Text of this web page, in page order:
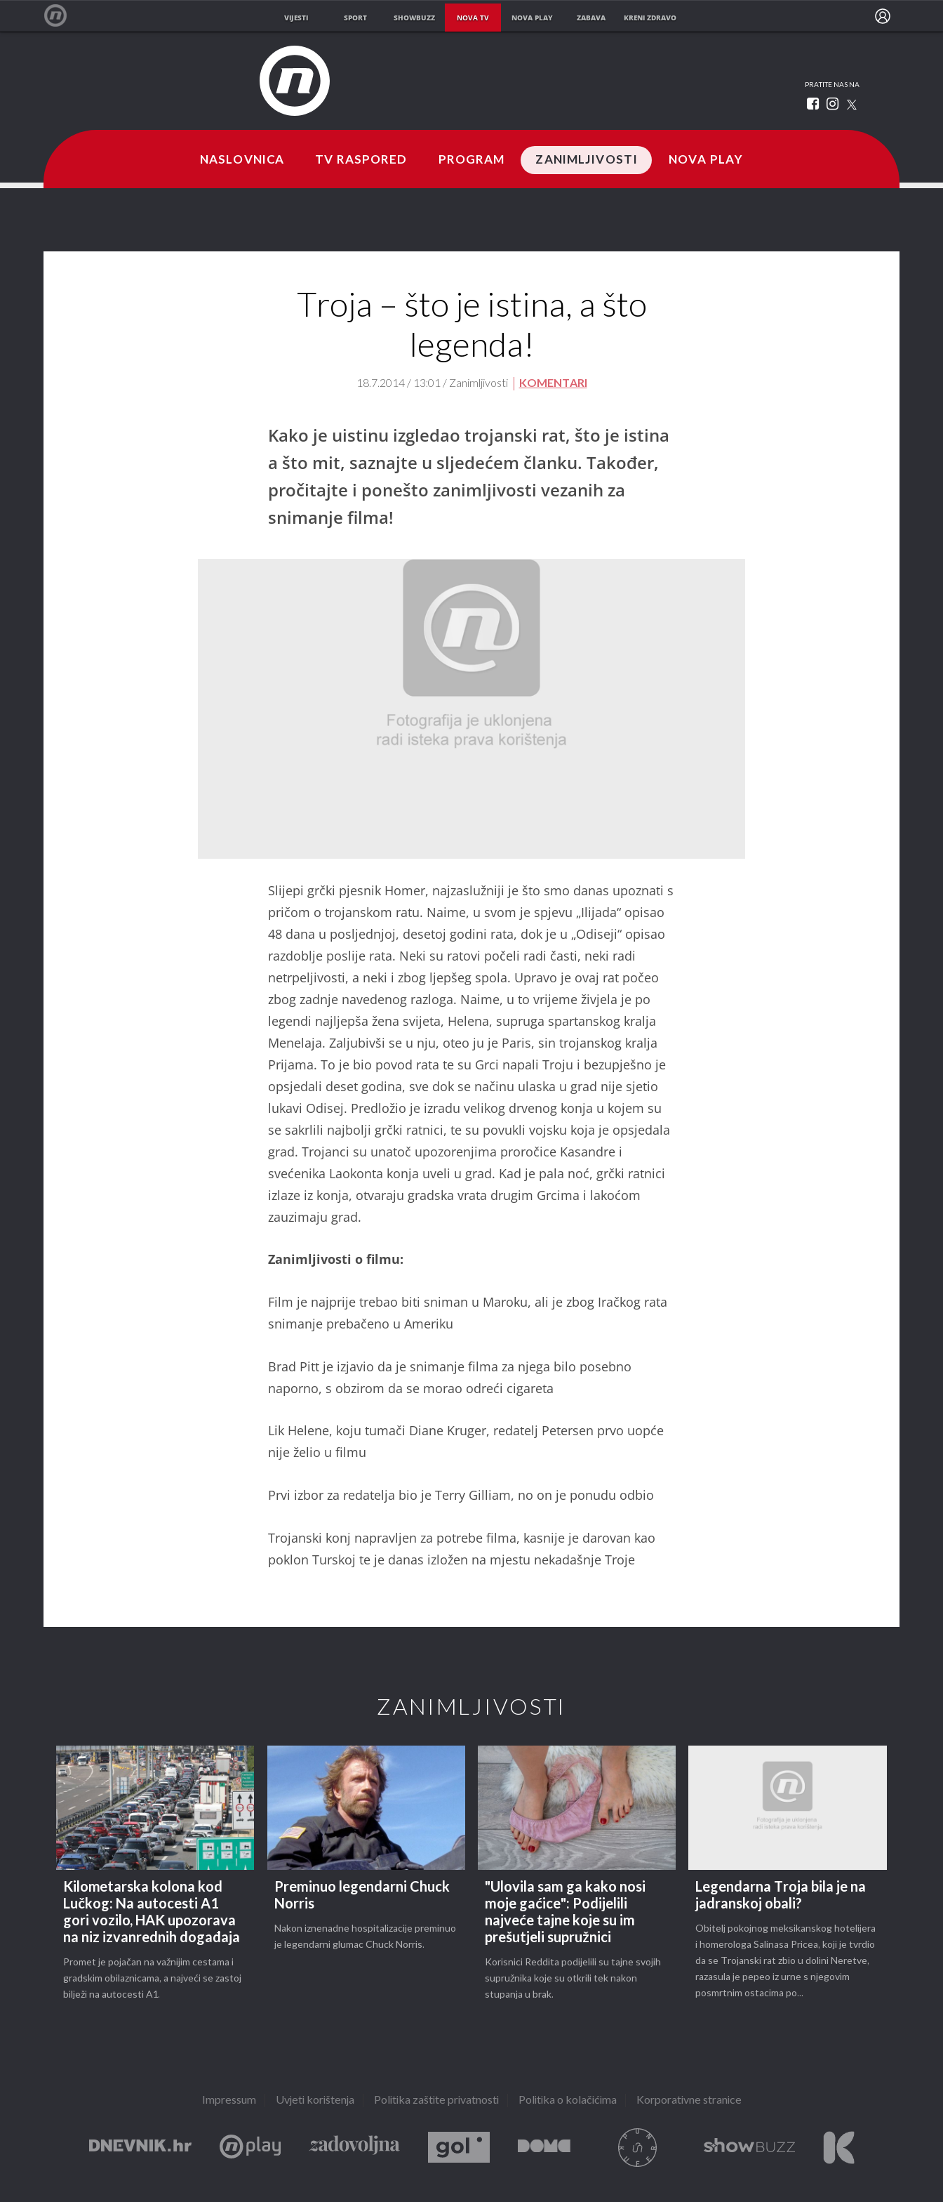
VIJESTI SPORT SHOWBUZZ NOVA TV NOVA PLAY ZABAVA KRENI ZDRAVO
PRATITE NAS NA
NASLOVNICA TV RASPORED PROGRAM ZANIMLJIVOSTI NOVA PLAY
Troja – što je istina, a što
legenda!
18.7.2014 / 13:01 / Zanimljivosti KOMENTARI
Kako je uistinu izgledao trojanski rat, što je istina
a što mit, saznajte u sljedećem članku. Također,
pročitajte i ponešto zanimljivosti vezanih za
snimanje filma!
Slijepi grčki pjesnik Homer, najzaslužniji je što smo danas upoznati s
pričom o trojanskom ratu. Naime, u svom je spjevu „Ilijada“ opisao
48 dana u posljednjoj, desetoj godini rata, dok je u „Odiseji“ opisao
razdoblje poslije rata. Neki su ratovi počeli radi časti, neki radi
netrpeljivosti, a neki i zbog ljepšeg spola. Upravo je ovaj rat počeo
zbog zadnje navedenog razloga. Naime, u to vrijeme živjela je po
legendi najljepša žena svijeta, Helena, supruga spartanskog kralja
Menelaja. Zaljubivši se u nju, oteo ju je Paris, sin trojanskog kralja
Prijama. To je bio povod rata te su Grci napali Troju i bezupješno je
opsjedali deset godina, sve dok se načinu ulaska u grad nije sjetio
lukavi Odisej. Predložio je izradu velikog drvenog konja u kojem su
se sakrlili najbolji grčki ratnici, te su povukli vojsku koja je opsjedala
grad. Trojanci su unatoč upozorenjima proročice Kasandre i
svećenika Laokonta konja uveli u grad. Kad je pala noć, grčki ratnici
izlaze iz konja, otvaraju gradska vrata drugim Grcima i lakoćom
zauzimaju grad.
Zanimljivosti o filmu:
Film je najprije trebao biti sniman u Maroku, ali je zbog Iračkog rata
snimanje prebačeno u Ameriku
Brad Pitt je izjavio da je snimanje filma za njega bilo posebno
naporno, s obzirom da se morao odreći cigareta
Lik Helene, koju tumači Diane Kruger, redatelj Petersen prvo uopće
nije želio u filmu
Prvi izbor za redatelja bio je Terry Gilliam, no on je ponudu odbio
Trojanski konj napravljen za potrebe filma, kasnije je darovan kao
poklon Turskoj te je danas izložen na mjestu nekadašnje Troje
ZANIMLJIVOSTI
Kilometarska kolona kod
Lučkog: Na autocesti A1
gori vozilo, HAK upozorava
na niz izvanrednih događaja
Promet je pojačan na važnijim cestama i
gradskim obilaznicama, a najveći se zastoj
bilježi na autocesti A1.
Preminuo legendarni Chuck
Norris
Nakon iznenadne hospitalizacije preminuo
je legendarni glumac Chuck Norris.
"Ulovila sam ga kako nosi
moje gaćice": Podijelili
najveće tajne koje su im
prešutjeli supružnici
Korisnici Reddita podijelili su tajne svojih
supružnika koje su otkrili tek nakon
stupanja u brak.
Legendarna Troja bila je na
jadranskoj obali?
Obitelj pokojnog meksikanskog hotelijera
i homerologa Salinasa Pricea, koji je tvrdio
da se Trojanski rat zbio u dolini Neretve,
razasula je pepeo iz urne s njegovim
posmrtnim ostacima po...
Impressum Uvjeti korištenja Politika zaštite privatnosti Politika o kolačićima Korporativne stranice